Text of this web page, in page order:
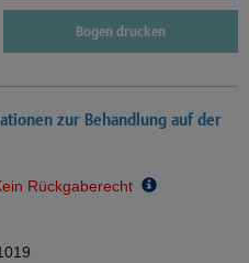
Bogen drucken
zur Behandlung auf der
Rückgaberecht